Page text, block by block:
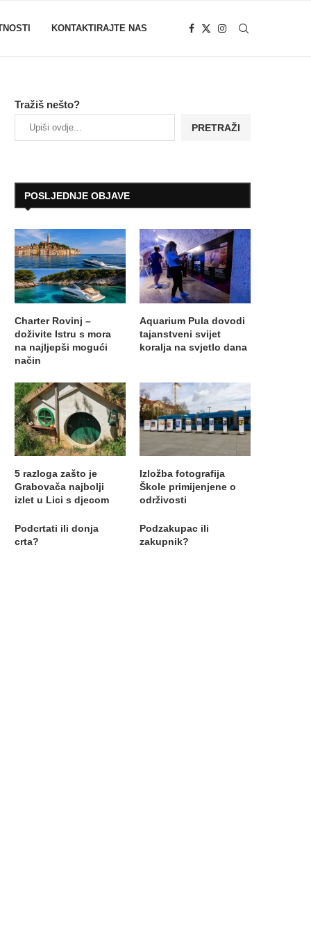
KONTAKTIRAJTE NAS
Tražiš nešto?
PRETRAŽI
POSLJEDNJE OBJAVE
Charter Rovinj –
doživite Istru s mora
na najljepši mogući
način
Aquarium Pula dovodi
tajanstveni svijet
koralja na svjetlo dana
5 razloga zašto je
Grabovača najbolji
izlet u Lici s djecom
Izložba fotografija
Škole primijenjene o
održivosti
Podcrtati ili donja
crta?
Podzakupac ili
zakupnik?